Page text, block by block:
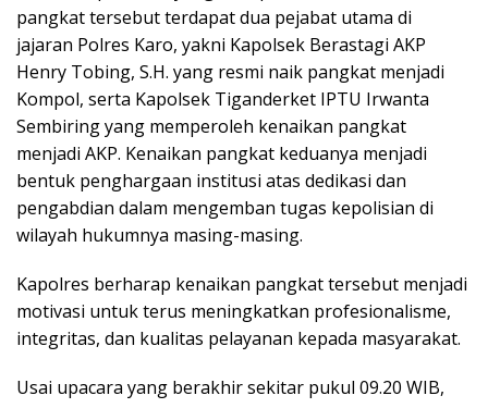
pangkat tersebut terdapat dua pejabat utama di
jajaran Polres Karo, yakni Kapolsek Berastagi AKP
Henry Tobing, S.H. yang resmi naik pangkat menjadi
Kompol, serta Kapolsek Tiganderket IPTU Irwanta
Sembiring yang memperoleh kenaikan pangkat
menjadi AKP. Kenaikan pangkat keduanya menjadi
bentuk penghargaan institusi atas dedikasi dan
pengabdian dalam mengemban tugas kepolisian di
wilayah hukumnya masing-masing.
Kapolres berharap kenaikan pangkat tersebut menjadi
motivasi untuk terus meningkatkan profesionalisme,
integritas, dan kualitas pelayanan kepada masyarakat.
Usai upacara yang berakhir sekitar pukul 09.20 WIB,